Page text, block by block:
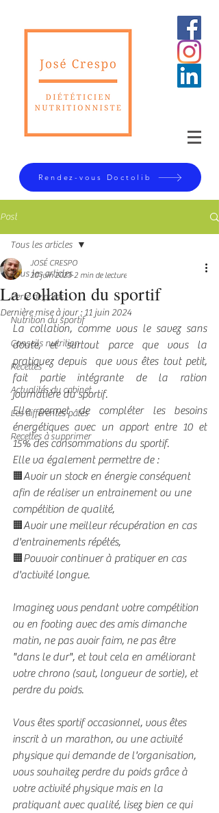
Rendez-vous Doctolib
Post
Tous les articles
Perte de poids
Nutrition du sportif
Conseils nutrition
Recettes
Actualités du cabinet
Les différentes pâtes
Recettes à supprimer
Tous les articles
La collation du sportif
JOSÉ CRESPO
20 juin 2023 2 min de lecture
Dernière mise à jour :11 juin 2024
La collation, comme vous le savez sans
doute, et surtout parce que vous la
pratiquez depuis  que vous êtes tout petit,
fait partie intégrante de la ration
journalière du sportif.
Elle permet de compléter les besoins
énergétiques avec un apport entre 10 et
15% des consommations du sportif.
Elle va également permettre de :
🟧Avoir un stock en énergie conséquent
afin de réaliser un entrainement ou une
compétition de qualité,
🟧Avoir une meilleur récupération en cas
d'entrainements répétés,
🟧Pouvoir continuer à pratiquer en cas
d'activité longue.
Imaginez vous pendant votre compétition
ou en footing avec des amis dimanche
matin, ne pas avoir faim, ne pas être
"dans le dur", et tout cela en améliorant
votre chrono (saut, longueur de sortie), et
perdre du poids.
Vous êtes sportif occasionnel, vous êtes
inscrit à un marathon, ou une activité
physique qui demande de l'organisation,
vous souhaitez perdre du poids grâce à
votre activité physique mais en la
pratiquant avec qualité, lisez bien ce qui